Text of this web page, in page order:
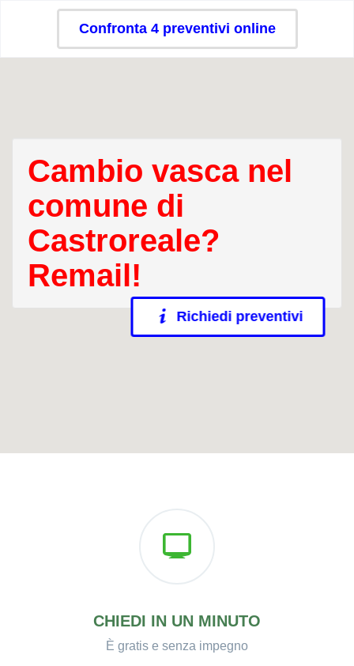
Confronta 4 preventivi online
Cambio vasca nel
comune di
Castroreale?
Remail!
Richiedi preventivi
CHIEDI IN UN MINUTO
È gratis e senza impegno